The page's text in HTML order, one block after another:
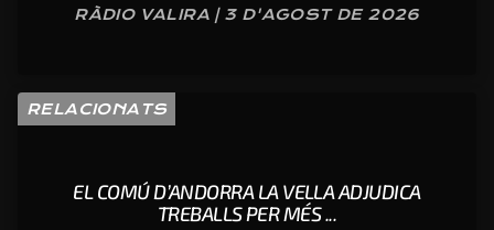
RÀDIO VALIRA | 3 D'AGOST DE 2026
RELACIONATS
EL COMÚ D’ANDORRA LA VELLA ADJUDICA
TREBALLS PER MÉS ...